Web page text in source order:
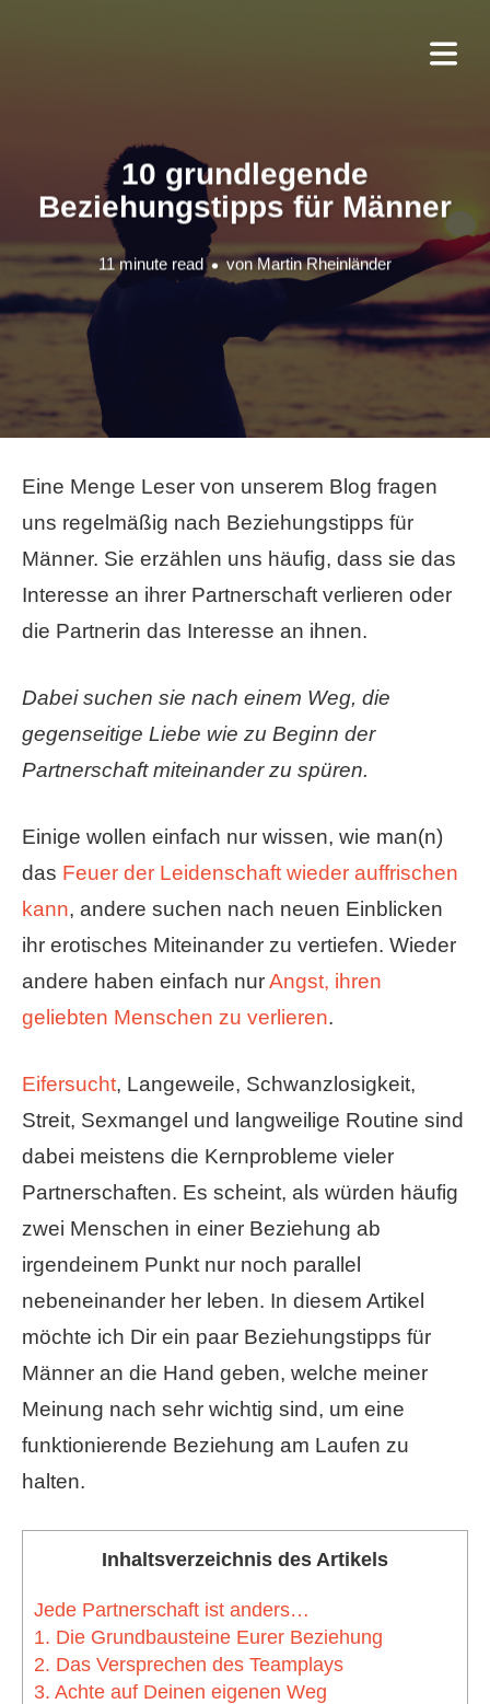
10 grundlegende
Beziehungstipps für Männer
11 minute read vonMartin Rheinländer
Eine Menge Leser von unserem Blog fragen
uns regelmäßig nach Beziehungstipps für
Männer. Sie erzählen uns häufig, dass sie das
Interesse an ihrer Partnerschaft verlieren oder
die Partnerin das Interesse an ihnen.
Dabei suchen sie nach einem Weg, die
gegenseitige Liebe wie zu Beginn der
Partnerschaft miteinander zu spüren.
Einige wollen einfach nur wissen, wie man(n)
das Feuer der Leidenschaft wieder auffrischen
kann, andere suchen nach neuen Einblicken
ihr erotisches Miteinander zu vertiefen. Wieder
andere haben einfach nurAngst, ihren
geliebten Menschen zu verlieren.
Eifersucht, Langeweile, Schwanzlosigkeit,
Streit, Sexmangel und langweilige Routine sind
dabei meistens die Kernprobleme vieler
Partnerschaften. Es scheint, als würden häufig
zwei Menschen in einer Beziehung ab
irgendeinem Punkt nur noch parallel
nebeneinander her leben. In diesem Artikel
möchte ich Dir ein paar Beziehungstipps für
Männer an die Hand geben, welche meiner
Meinung nach sehr wichtig sind, um eine
funktionierende Beziehung am Laufen zu
halten.
Inhaltsverzeichnis des Artikels
Jede Partnerschaft ist anders…
1. Die Grundbausteine Eurer Beziehung
2. Das Versprechen des Teamplays
3. Achte auf Deinen eigenen Weg